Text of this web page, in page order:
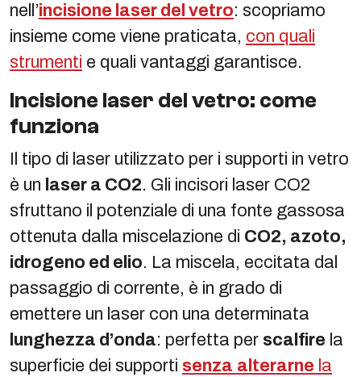
nell’incisione laser del vetro: scopriamo
insieme come viene praticata, con quali
strumenti e quali vantaggi garantisce.
Incisione laser del vetro: come
funziona
Il tipo di laser utilizzato per i supporti in vetro
è un laser a CO2. Gli incisori laser CO2
sfruttano il potenziale di una fonte gassosa
ottenuta dalla miscelazione di CO2, azoto,
idrogeno ed elio. La miscela, eccitata dal
passaggio di corrente, è in grado di
emettere un laser con una determinata
lunghezza d’onda: perfetta per scalfire la
superficie dei supporti senza alterarne la